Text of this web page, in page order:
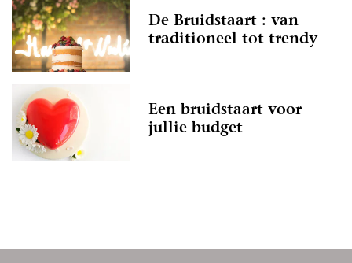
De Bruidstaart : van
traditioneel tot trendy
Een bruidstaart voor
jullie budget